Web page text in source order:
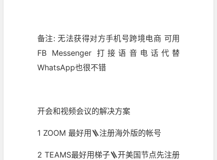
备注: 无法获得对方手机号跨境电商 可用
FB Messenger 打接语音电话代替
WhatsApp也很不错
开会和视频会议的解决方案
1 ZOOM 最好用🪜注册海外版的帐号
2 TEAMS最好用梯子🪜开美国节点先注册